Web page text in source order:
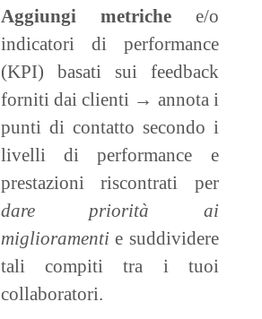
Aggiungi metriche e/o
indicatori di performance
(KPI) basati sui feedback
forniti dai clienti → annota i
punti di contatto secondo i
livelli di performance e
prestazioni riscontrati per
dare priorità ai
miglioramenti e suddividere
tali compiti tra i tuoi
collaboratori.